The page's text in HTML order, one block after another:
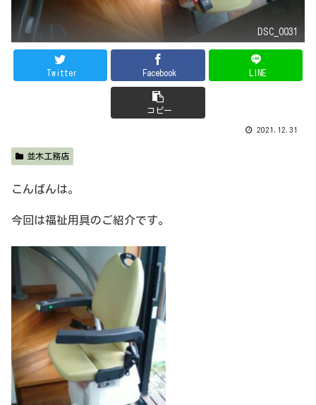
DSC_0031
Twitter Facebook LINE
コピー
2021.12.31
並木工務店
こんばんは。
今回は福祉用具のご紹介です。